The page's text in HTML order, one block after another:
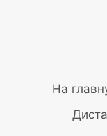
На